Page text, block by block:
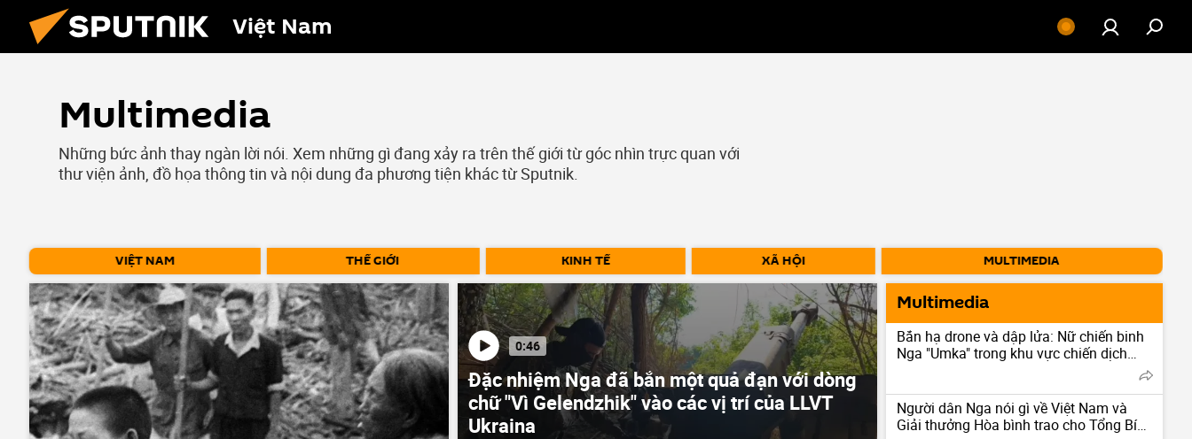
Việt Nam
Multimedia
Những bức ảnh thay ngàn lời nói. Xem những gì đang xảy ra trên thế giới từ góc nhìn trực quan với
thư viện ảnh, đồ họa thông tin và nội dung đa phương tiện khác từ Sputnik.
VIỆT NAM THẾ GIỚI KINH TẾ XÃ HỘI MULTIMEDIA
0:46
Đặc nhiệm Nga đã bắn một quả đạn với dòng
chữ "Vì Gelendzhik" vào các vị trí của LLVT
Ukraina
Multimedia
Bắn hạ drone và dập lửa: Nữ chiến binh
Nga "Umka" trong khu vực chiến dịch
Người dân Nga nói gì về Việt Nam và
Giải thưởng Hòa bình trao cho Tổng Bí